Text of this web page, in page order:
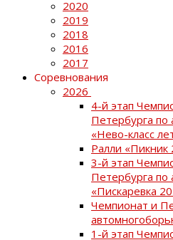
2020
2019
2018
2016
2017
Соревнования
2026
4-й этап
Петербурга
«Нево-класс
Ралли «Пикник
3-й этап
Петербурга
«Пискаревка
Чемпионат и
1-й этап